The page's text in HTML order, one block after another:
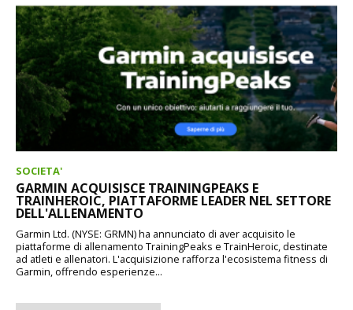
SOCIETA'
GARMIN ACQUISISCE TRAININGPEAKS E
TRAINHEROIC, PIATTAFORME LEADER NEL SETTORE
DELL'ALLENAMENTO
Garmin Ltd. (NYSE: GRMN) ha annunciato di aver acquisito le
piattaforme di allenamento TrainingPeaks e TrainHeroic, destinate
ad atleti e allenatori. L'acquisizione rafforza l'ecosistema fitness di
Garmin, offrendo esperienze...